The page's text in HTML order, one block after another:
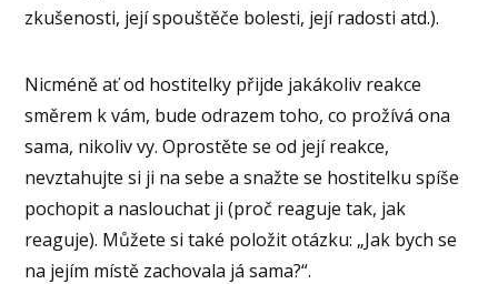
zkušenosti, její spouštěče bolesti, její radosti atd.).
Nicméně ať od hostitelky přijde jakákoliv reakce
směrem k vám, bude odrazem toho, co prožívá ona
sama, nikoliv vy. Oprostěte se od její reakce,
nevztahujte si ji na sebe a snažte se hostitelku spíše
pochopit a naslouchat ji (proč reaguje tak, jak
reaguje). Můžete si také položit otázku: „Jak bych se
na jejím místě zachovala já sama?“.